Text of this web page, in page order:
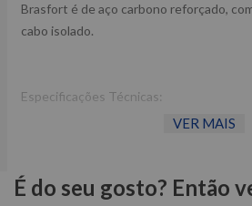
Brasfort é de aço carbono reforçado,
cabo isolado.
Especificações Técnicas:
Referência: 8994.
VER MAIS
É do seu gosto? Então